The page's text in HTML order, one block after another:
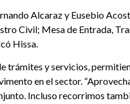
Alcaraz y Eusebio
Civil; Mesa de Entrada,
Hissa.
trámites y servicios,
en el sector.
Incluso recorrimos